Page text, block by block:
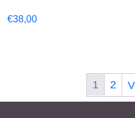
€38,00
1 2